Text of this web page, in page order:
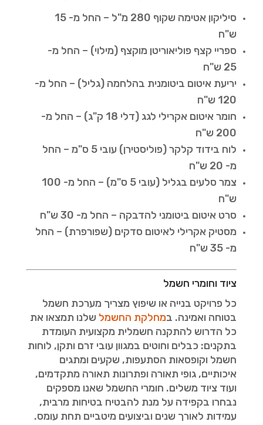
סיליקון אטימה שקוף 280 מ"ל – החל מ- 15
ש"ח
ספריי קצף פוליאוריטן מוקצף (מילוי) – החל מ-
25 ש"ח
יריעת איטום ביטומנית בהלחמה (גליל) – החל מ-
120 ש"ח
חומר איטום אקרילי לגג (דלי 18 ק"ג) – החל מ-
200 ש"ח
לוח בידוד קלקר (פוליסטירן) עובי 5 ס"מ – החל
מ- 20 ש"ח
צמר סלעים בגליל (עובי 5 ס"מ) – החל מ- 100
ש"ח
סרט איטום ביטומני להדבקה – החל מ- 30 ש"ח
מסטיק אקרילי לאיטום סדקים (שפורפרת) – החל
מ- 35 ש"ח
ציוד וחומרי חשמל
כל פרויקט בנייה או שיפוץ מצריך מערכת חשמל
בטוחה ואמינה. במחלקת החשמל שלנו תמצאו את
כל הדרוש להתקנה חשמלית מקצועית העומדת
בתקנים: כבלים וחוטים במגוון עובי זרם ותקן, לוחות
חשמל וקופסאות הסתעפות, שקעים ומתגים
איכותיים, גופי תאורה ופתרונות תאורה מתקדמים,
ועוד ציוד משלים. חומרי החשמל שאנו מספקים
נבחרו בקפידה על מנת להבטיח בטיחות מרבית,
עמידות לאורך שנים וביצועים מיטביים תחת עומס.